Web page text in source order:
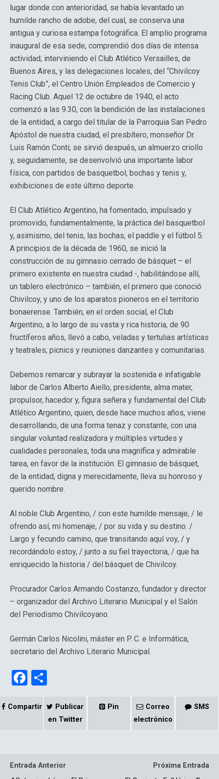
lugar donde con anterioridad, se había levantado un
humilde rancho de adobe, del cual, se conserva una
antigua y curiosa estampa fotográfica. El amplio programa
inaugural de esa sede, comprendió dos días de intensa
actividad; interviniendo el Club Atlético Versailles, de
Buenos Aires, y las delegaciones locales, del “Chivilcoy
Tenis Club”, el Centro Unión Empleados de Comercio y
Racing Club. Aquel 12 de octubre de 1940, el acto
comenzó a las 9.30, con la bendición de las instalaciones
de la entidad, a cargo del titular de la Parroquia San Pedro
Apóstol de nuestra ciudad, el presbítero, monseñor Dr.
Luis Ramón Conti; se sirvió después, un almuerzo criollo
y, seguidamente, se desenvolvió una importante labor
física, con partidos de basquetbol, bochas y tenis y,
exhibiciones de este último deporte.
El Club Atlético Argentino, ha fomentado, impulsado y
promovido, fundamentalmente, la práctica del basquetbol
y, asimismo, del tenis, las bochas, el paddle y el fútbol 5.
A principios de la década de 1960, se inició la
construcción de su gimnasio cerrado de básquet – el
primero existente en nuestra ciudad -, habilitándose allí,
un tablero electrónico – también, el primero que conoció
Chivilcoy, y uno de los aparatos pioneros en el territorio
bonaerense. También, en el orden social, el Club
Argentino, a lo largo de su vasta y rica historia, de 90
fructíferos años, llevó a cabo, veladas y tertulias artísticas
y teatrales; picnics y reuniones danzantes y comunitarias.
Debemos remarcar y subrayar la sostenida e infatigable
labor de Carlos Alberto Aiello, presidente, alma mater,
propulsor, hacedor y, figura señera y fundamental del Club
Atlético Argentino, quien, desde hace muchos años, viene
desarrollando, de una forma tenaz y constante, con una
singular voluntad realizadora y múltiples virtudes y
cualidades personales, toda una magnífica y admirable
tarea, en favor de la institución. El gimnasio de básquet,
de la entidad, digna y merecidamente, lleva su honroso y
querido nombre.
Al noble Club Argentino, / con este humilde mensaje, / le
ofrendo así, mi homenaje, / por su vida y su destino. /
Largo y fecundo camino, que transitando aquí voy, / y
recordándolo estoy, / junto a su fiel trayectoria, / que ha
enriquecido la historia / del básquet de Chivilcoy.
Procurador Carlos Armando Costanzo, fundador y director
– organizador del Archivo Literario Municipal y el Salón
del Periodismo Chivilcoyano.
Germán Carlos Nicolini, máster en P. C. e Informática,
secretario del Archivo Literario Municipal.
F
a
ce
k
o
m
p
Compartir
Publicar
en Twitter
Pin
Correo
electrónico
SMS
Entrada Anterior
Próxima Entrada